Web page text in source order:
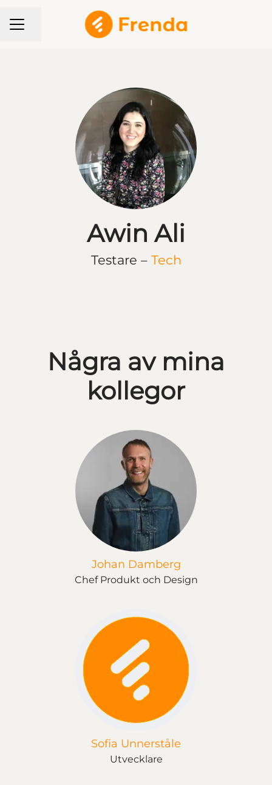
KARRIÄRMENY
Dela sidan
Awin Ali
Testare – Tech
Några av mina
kollegor
Johan Damberg
Chef Produkt och Design
Sofia Unnerståle
Utvecklare